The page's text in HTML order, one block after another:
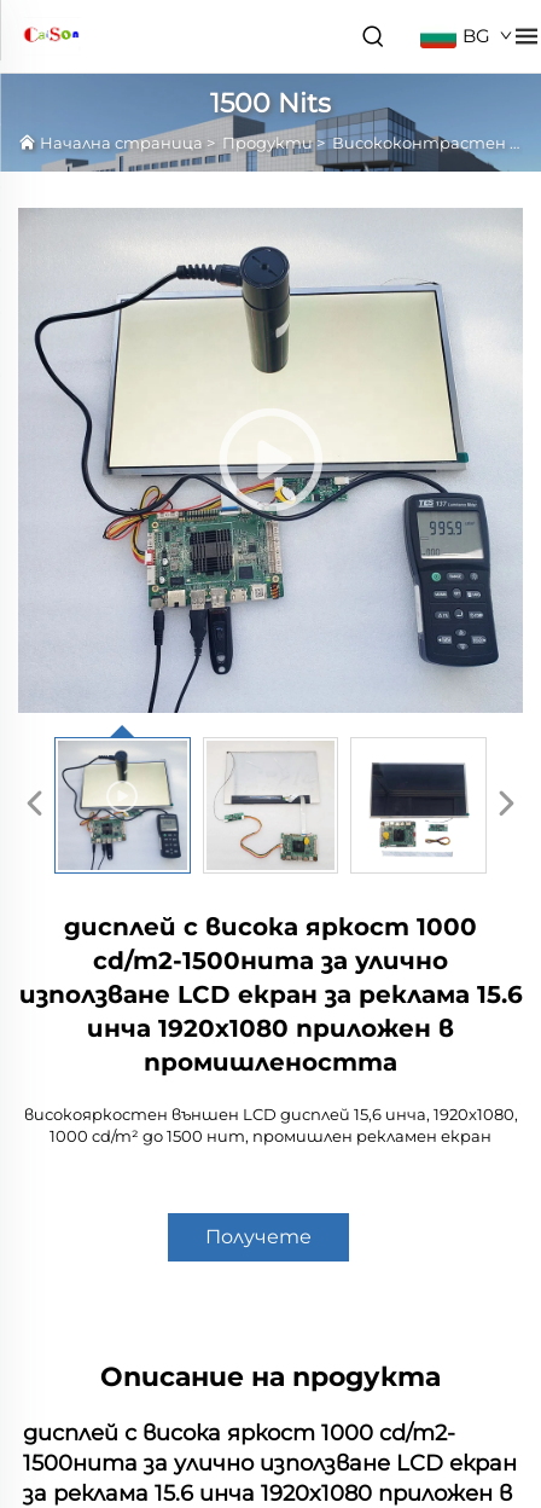
BG
1500 Nits
Начална страница > Продукти>Висококонтрастен LCD панел
дисплей с висока яркост 1000
cd/m2-1500нита за улично
използване LCD екран за реклама 15.6
инча 1920x1080 приложен в
промишлеността
високояркостен външен LCD дисплей 15,6 инча, 1920x1080,
1000 cd/m² до 1500 нит, промишлен рекламен екран
Получете
Описание на продукта
дисплей с висока яркост 1000 cd/m2-
1500нита за улично използване LCD екран
за реклама 15.6 инча 1920x1080 приложен в